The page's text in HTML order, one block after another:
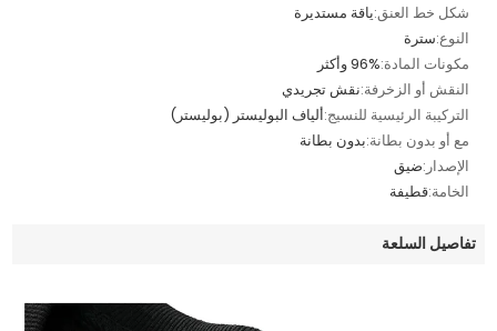
شكل خط العنق:ياقة مستديرة
النوع:سترة
مكونات المادة:96% وأكثر
النقش أو الزخرفة:نقش تجريدي
التركيبة الرئيسية للنسيج:ألياف البوليستر (بوليستر)
مع أو بدون بطانة:بدون بطانة
الإصدار:ضيق
الخامة:قطيفة
تفاصيل السلعة